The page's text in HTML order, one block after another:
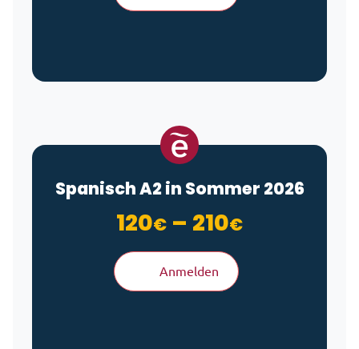
Spanisch A2 in Sommer 2026
120€ – 210€
Anmelden